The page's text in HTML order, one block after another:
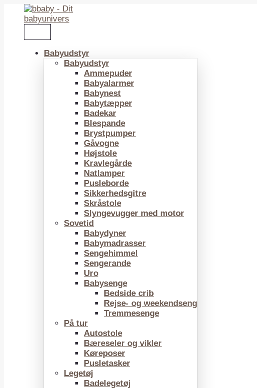
Babyudstyr
Babyudstyr
Ammepuder
Babyalarmer
Babynest
Babytæpper
Badekar
Blespande
Brystpumper
Gåvogne
Højstole
Kravlegårde
Natlamper
Pusleborde
Sikkerhedsgitre
Skråstole
Slyngevugger med motor
Sovetid
Babydyner
Babymadrasser
Sengehimmel
Sengerande
Uro
Babysenge
Bedside crib
Rejse- og weekendseng
Tremmesenge
På tur
Autostole
Bæreseler og vikler
Køreposer
Pusletasker
Legetøj
Badelegetøj